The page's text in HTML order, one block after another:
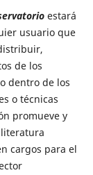
estará
usuario que
de los
dentro de los
o técnicas
promueve y
cargos para el